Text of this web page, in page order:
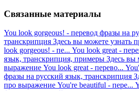
Связанные материалы
You look gorgeous! - перевод фразы на
транскрипция Здесь вы можете узнать
look gorgeous! - пе... You look great -
язык, транскрипция, примеры Здесь вы
выражение You look great - перево...
фразы на русский язык, транскрипция
про выражение You're beautiful - пере...